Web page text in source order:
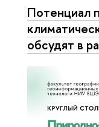
Потенциал
обсудят в